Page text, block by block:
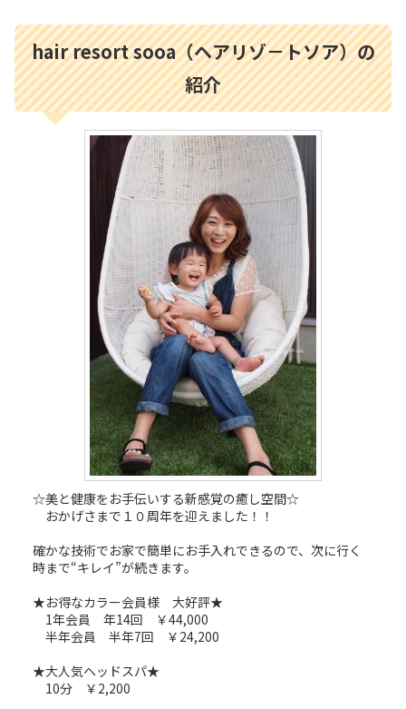
hair resort sooa（ヘアリゾ－トソア）の
紹介
☆美と健康をお手伝いする新感覚の癒し空間☆
おかげさまで１０周年を迎えました！！
確かな技術でお家で簡単にお手入れできるので、次に行く
時まで“キレイ”が続きます。
★お得なカラー会員様 大好評★
1年会員 年14回 ￥44,000
半年会員 半年7回 ￥24,200
★大人気ヘッドスパ★
10分 ￥2,200